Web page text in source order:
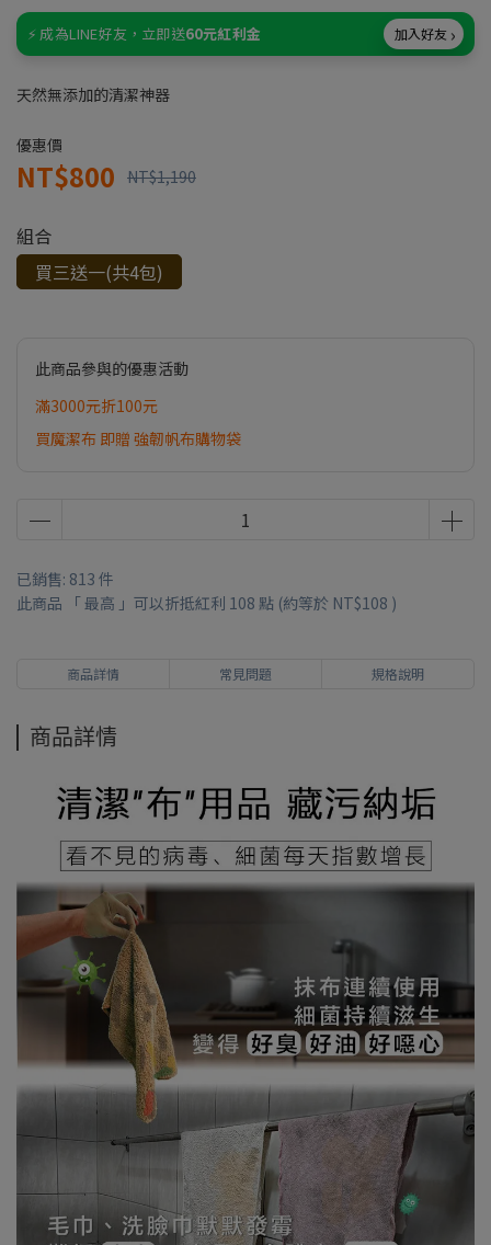
⚡ 成為LINE好友，立即送60元紅利金 加入好友 ›
天然無添加的清潔神器
優惠價
NT$800 NT$1,190
組合
買三送一(共4包)
此商品參與的優惠活動
滿3000元折100元
買魔潔布 即贈 強韌帆布購物袋
已銷售: 813 件
此商品 「 最高 」可以折抵紅利 108 點 (約等於 NT$108 )
商品詳情 常見問題 規格說明
商品詳情